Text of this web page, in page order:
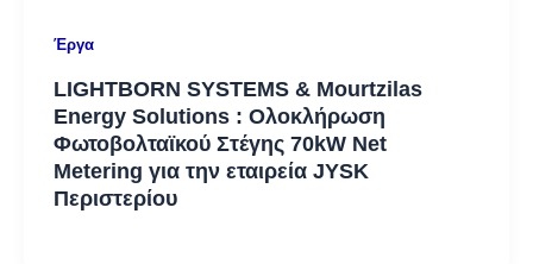
Έργα
LIGHTBORN SYSTEMS & Mourtzilas
Energy Solutions : Ολοκλήρωση
Φωτοβολταϊκού Στέγης 70kW Net
Metering για την εταιρεία JYSK
Περιστερίου